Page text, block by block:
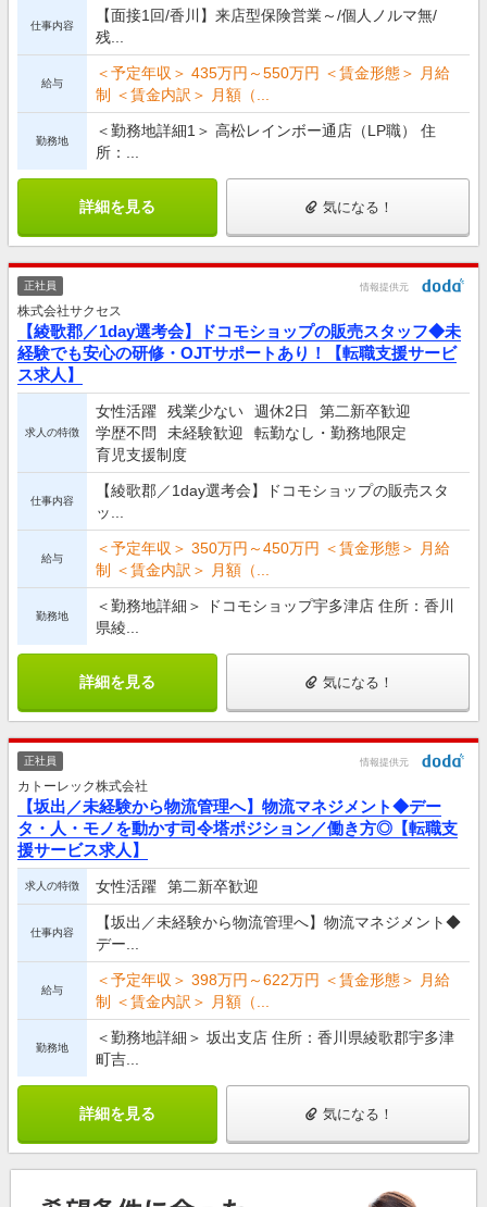
仕事内容
【面接1回/香川】来店型保険営業～/個人ノルマ無/
残...
給与
＜予定年収＞ 435万円～550万円 ＜賃金形態＞ 月給
制 ＜賃金内訳＞ 月額（...
勤務地
＜勤務地詳細1＞ 高松レインボー通店（LP職） 住
所：...
詳細を見る 気になる！
正社員 情報提供元
株式会社サクセス
【綾歌郡／1day選考会】ドコモショップの販売スタッフ◆未
経験でも安心の研修・OJTサポートあり！【転職支援サービ
ス求人】
求人の特徴
女性活躍 残業少ない 週休2日
第二新卒歓迎
学歴不問
未経験歓迎
転勤なし・勤務地限定
育児支援制度
仕事内容
【綾歌郡／1day選考会】ドコモショップの販売スタ
ッ...
給与
＜予定年収＞ 350万円～450万円 ＜賃金形態＞ 月給
制 ＜賃金内訳＞ 月額（...
勤務地
＜勤務地詳細＞ ドコモショップ宇多津店 住所：香川
県綾...
詳細を見る 気になる！
正社員 情報提供元
カトーレック株式会社
【坂出／未経験から物流管理へ】物流マネジメント◆デー
タ・人・モノを動かす司令塔ポジション／働き方◎【転職支
援サービス求人】
求人の特徴 女性活躍 第二新卒歓迎
仕事内容
【坂出／未経験から物流管理へ】物流マネジメント◆
デー...
給与
＜予定年収＞ 398万円～622万円 ＜賃金形態＞ 月給
制 ＜賃金内訳＞ 月額（...
勤務地
＜勤務地詳細＞ 坂出支店 住所：香川県綾歌郡宇多津
町吉...
詳細を見る 気になる！